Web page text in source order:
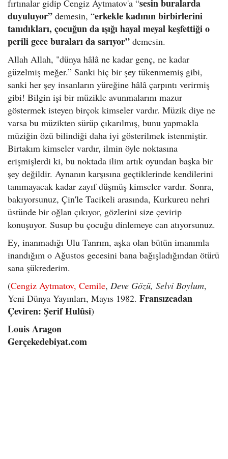
fırtınalar gidip Cengiz Aytmatov'a “sesin buralarda
duyuluyor” demesin, “erkekle kadının birbirlerini
tanıdıkları, çocuğun da ışığı hayal meyal keşfettiği o
perili gece buraları da sarıyor” demesin.
Allah Allah, "dünya hâlâ ne kadar genç, ne kadar
güzelmiş meğer.” Sanki hiç bir şey tükenmemiş gibi,
sanki her şey insanların yüreğine hâlâ çarpıntı verirmiş
gibi! Bilgin işi bir müzikle avunmalarını mazur
göstermek isteyen birçok kimseler vardır. Müzik diye ne
varsa bu müzikten sürüp çıkarılmış, bunu yapmakla
müziğin özü bilindiği daha iyi gösterilmek istenmiştir.
Birtakım kimseler vardır, ilmin öyle noktasına
erişmişlerdi ki, bu noktada ilim artık oyundan başka bir
şey değildir. Aynanın karşısına geçtiklerinde kendilerini
tanımayacak kadar zayıf düşmüş kimseler vardır. Sonra,
bakıyorsunuz, Çin'le Tacikeli arasında, Kurkureu nehri
üstünde bir oğlan çıkıyor, gözlerini size çevirip
konuşuyor. Susup bu çocuğu dinlemeye can atıyorsunuz.
Ey, inanmadığı Ulu Tanrım, aşka olan bütün imanımla
inandığım o Ağustos gecesini bana bağışladığından ötürü
sana şükrederim.
(Cengiz Aytmatov, Cemile, Deve Gözü, Selvi Boylum,
Yeni Dünya Yayınları, Mayıs 1982. Fransızcadan
Çeviren: Şerif Hulûsi)
Louis Aragon
Gerçekedebiyat.com